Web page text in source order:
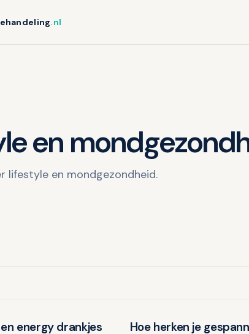
.nl
en
lifestyle en mondgezondheid.
energy drankjes
Hoe herken je